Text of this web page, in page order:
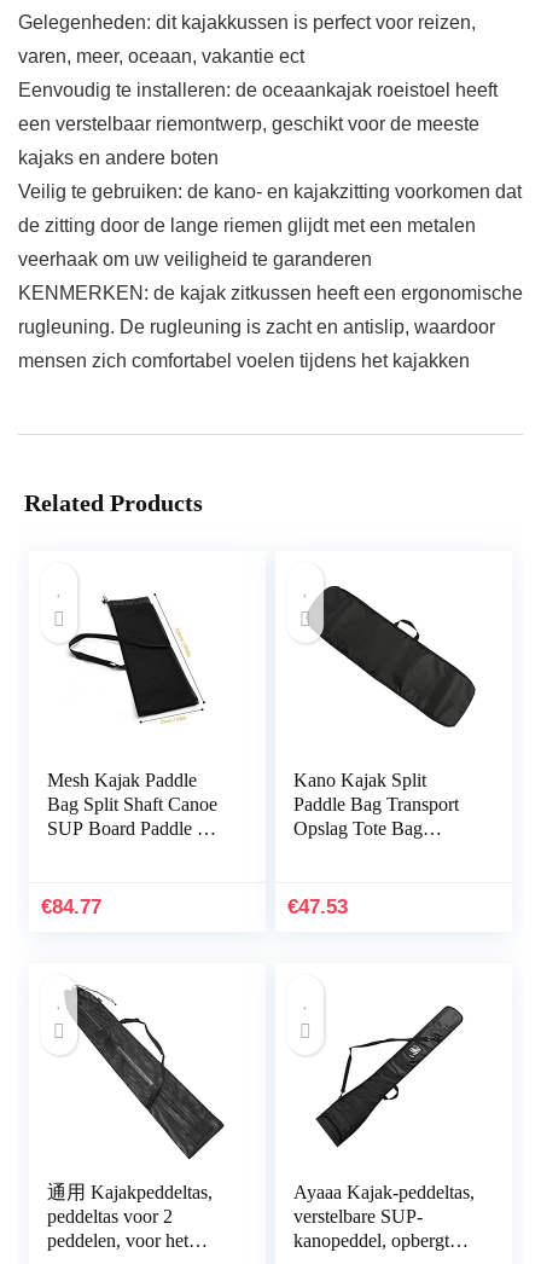
Gelegenheden: dit kajakkussen is perfect voor reizen,
varen, meer, oceaan, vakantie ect
Eenvoudig te installeren: de oceaankajak roeistoel heeft
een verstelbaar riemontwerp, geschikt voor de meeste
kajaks en andere boten
Veilig te gebruiken: de kano- en kajakzitting voorkomen dat
de zitting door de lange riemen glijdt met een metalen
veerhaak om uw veiligheid te garanderen
KENMERKEN: de kajak zitkussen heeft een ergonomische
rugleuning. De rugleuning is zacht en antislip, waardoor
mensen zich comfortabel voelen tijdens het kajakken
Related Products
Mesh Kajak Paddle
Bag Split Shaft Canoe
SUP Board Paddle Bag
Mesh Bag (Color…
€84.77
Kano Kajak Split
Paddle Bag Transport
Opslag Tote Bag
Draagtas
€47.53
通用 Kajakpeddeltas,
peddeltas voor 2
peddelen, voor het
Ayaaa Kajak-peddeltas,
verstelbare SUP-
kanopeddel, opbergtas,